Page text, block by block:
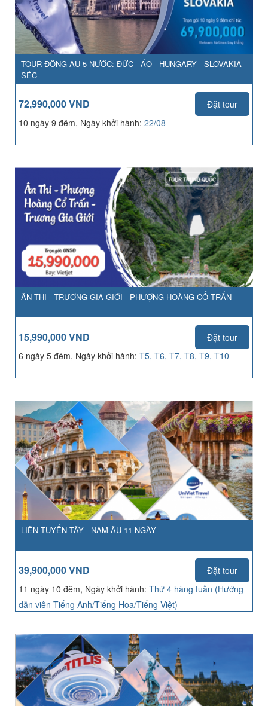
TOUR ĐÔNG ÂU 5 NƯỚC: ĐỨC - ÁO - HUNGARY - SLOVAKIA -
SÉC
72,990,000 VND
Đặt tour
10 ngày 9 đêm, Ngày khởi hành: 22/08
ÂN THI - TRƯƠNG GIA GIỚI - PHƯỢNG HOÀNG CỔ TRẤN
15,990,000 VND
Đặt tour
6 ngày 5 đêm, Ngày khởi hành: T5, T6, T7, T8, T9, T10
LIÊN TUYẾN TÂY - NAM ÂU 11 NGÀY
39,900,000 VND
Đặt tour
11 ngày 10 đêm, Ngày khởi hành: Thứ 4 hàng tuần (Hướng
dẫn viên Tiếng Anh/Tiếng Hoa/Tiếng Việt)